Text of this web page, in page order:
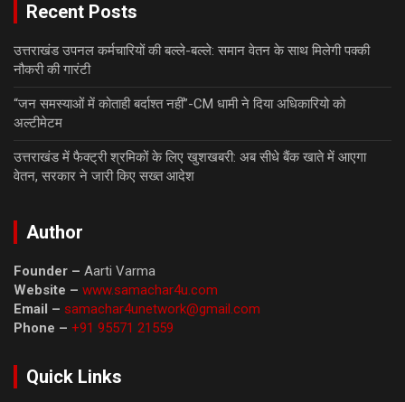
Recent Posts
उत्तराखंड उपनल कर्मचारियों की बल्ले-बल्ले: समान वेतन के साथ मिलेगी पक्की
नौकरी की गारंटी
“जन समस्याओं में कोताही बर्दाश्त नहीं”-CM धामी ने दिया अधिकारियो को
अल्टीमेटम
उत्तराखंड में फैक्ट्री श्रमिकों के लिए खुशखबरी: अब सीधे बैंक खाते में आएगा
वेतन, सरकार ने जारी किए सख्त आदेश
Author
Founder – Aarti Varma
Website – www.samachar4u.com
Email – samachar4unetwork@gmail.com
Phone – +91 95571 21559
Quick Links